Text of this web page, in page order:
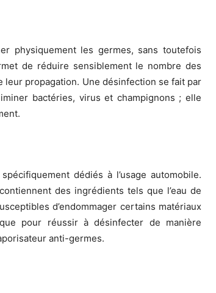
physiquement les germes, sans toutefois
de réduire sensiblement le nombre des
leur propagation. Une désinfection se fait par
bactéries, virus et champignons ; elle
dédiés à l’usage automobile.
des ingrédients tels que l’eau de
d’endommager certains matériaux
pour réussir à désinfecter de manière
anti-germes.